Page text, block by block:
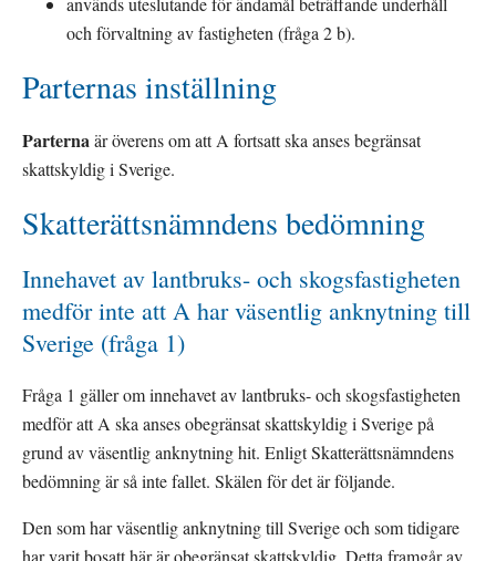
och förvaltning av fastigheten (fråga 2 b).
Parternas inställning
Parterna är överens om att A fortsatt ska anses begränsat
skattskyldig i Sverige.
Skatterättsnämndens bedömning
Innehavet av lantbruks- och skogsfastigheten
medför inte att A har väsentlig anknytning till
Sverige (fråga 1)
Fråga 1 gäller om innehavet av lantbruks- och skogsfastigheten
medför att A ska anses obegränsat skattskyldig i Sverige på
grund av väsentlig anknytning hit. Enligt Skatterättsnämndens
bedömning är så inte fallet. Skälen för det är följande.
Den som har väsentlig anknytning till Sverige och som tidigare
har varit bosatt här är obegränsat skattskyldig. Detta framgår av